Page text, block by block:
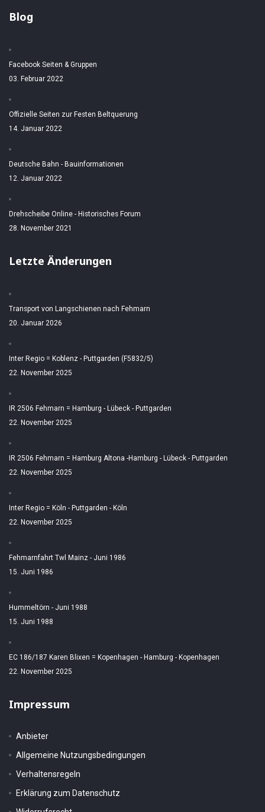
Blog
Facebook Seiten & Gruppen
03. Februar 2022
Offizielle Seiten zur Festen Beltquerung
14. Januar 2022
Deutsche Bahn - Bauinformationen
12. Januar 2022
Drehscheibe Online - Historisches Forum
28. November 2021
Letzte Änderungen
Transport von Langschienen nach Fehmarn
20. Januar 2026
Inter Regio = Koblenz - Puttgarden (F5832/5)
22. November 2025
IR 2506 Fehmarn = Hamburg - Lübeck - Puttgarden
22. November 2025
IR 2506 Fehmarn = Hamburg Altona -Hamburg - Lübeck - Puttgarden
22. November 2025
Inter Regio = Köln - Puttgarden - Köln
22. November 2025
Fehmarnfahrt Twl Mainz - Juni 1986
15. Juni 1986
Hummeltörn - Juni 1988
15. Juni 1988
EC 186/187 Karen Blixen = Kopenhagen - Hamburg - Kopenhagen
22. November 2025
Impressum
Anbieter
Allgemeine Nutzungsbedingungen
Verhaltensregeln
Erklärung zum Datenschutz